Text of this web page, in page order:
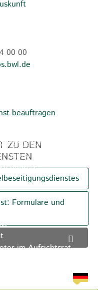
Freibad
im Aufsichtsrat
00 00
beauftragen
ZU DEN
Formulare und